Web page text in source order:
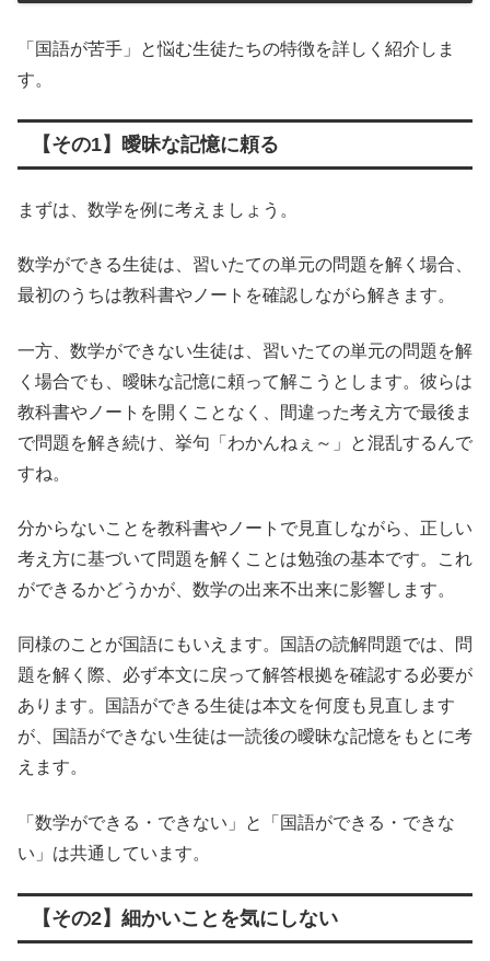
「国語が苦手」と悩む生徒たちの特徴を詳しく紹介しま
す。
【その1】曖昧な記憶に頼る
まずは、数学を例に考えましょう。
数学ができる生徒は、習いたての単元の問題を解く場合、
最初のうちは教科書やノートを確認しながら解きます。
一方、数学ができない生徒は、習いたての単元の問題を解
く場合でも、曖昧な記憶に頼って解こうとします。彼らは
教科書やノートを開くことなく、間違った考え方で最後ま
で問題を解き続け、挙句「わかんねぇ～」と混乱するんで
すね。
分からないことを教科書やノートで見直しながら、正しい
考え方に基づいて問題を解くことは勉強の基本です。これ
ができるかどうかが、数学の出来不出来に影響します。
同様のことが国語にもいえます。国語の読解問題では、問
題を解く際、必ず本文に戻って解答根拠を確認する必要が
あります。国語ができる生徒は本文を何度も見直します
が、国語ができない生徒は一読後の曖昧な記憶をもとに考
えます。
「数学ができる・できない」と「国語ができる・できな
い」は共通しています。
【その2】細かいことを気にしない